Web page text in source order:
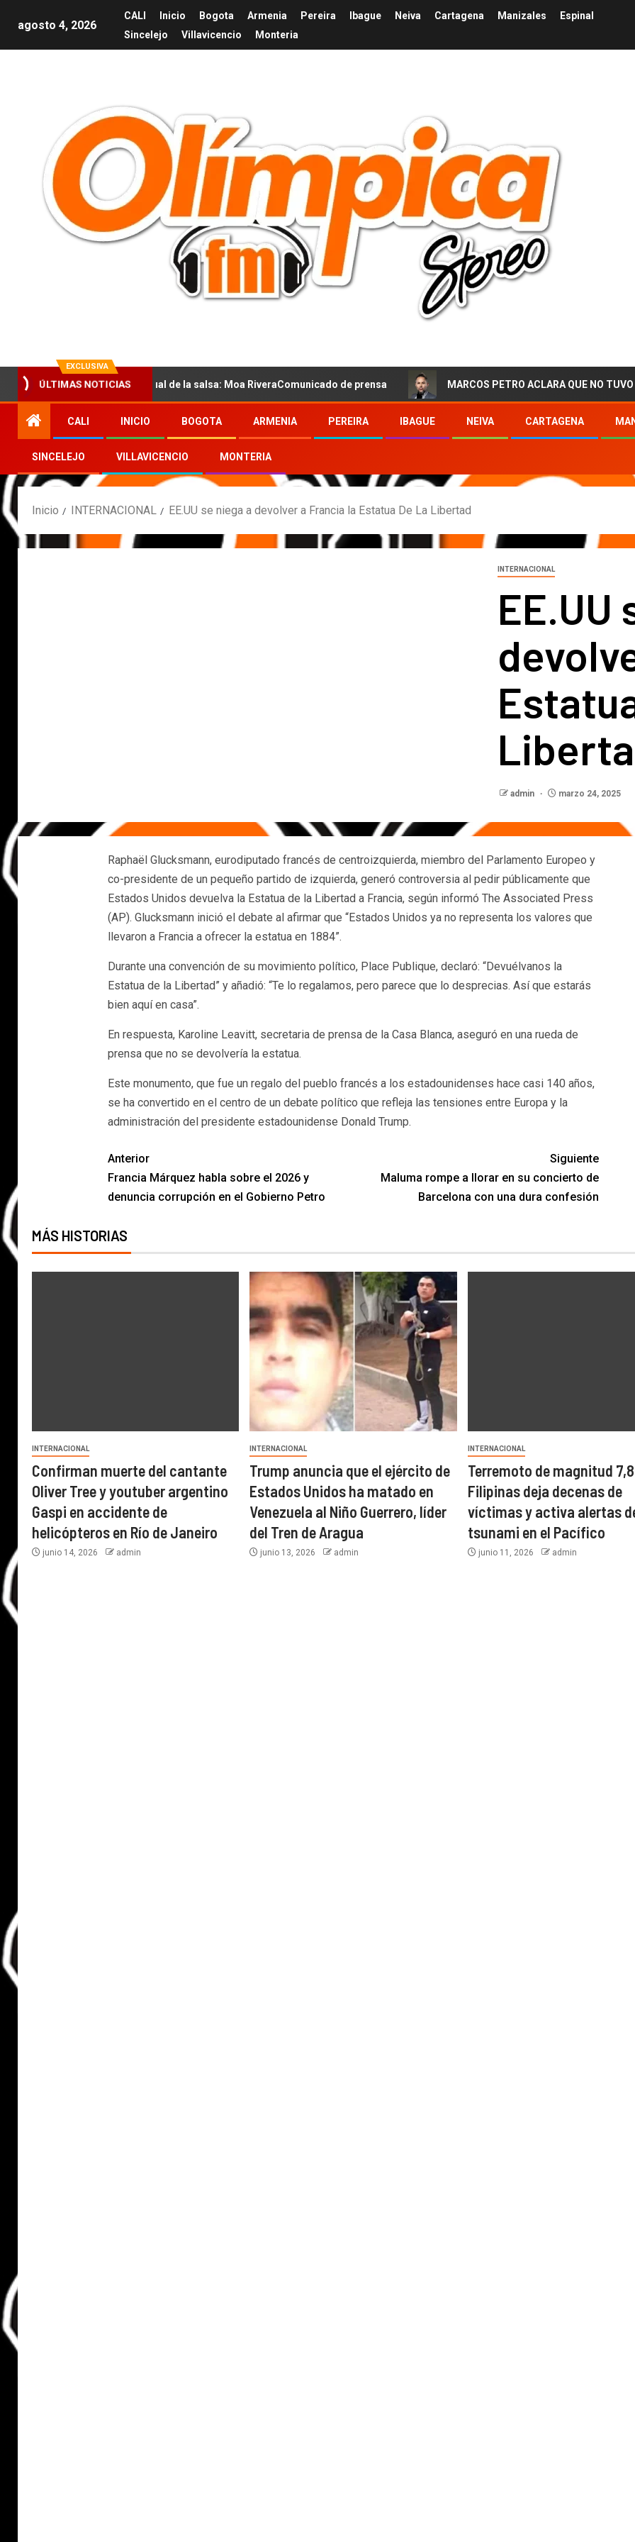
agosto 4, 2026
CALI Inicio Bogota Armenia Pereira Ibague Neiva Cartagena Manizales
Espinal
Sincelejo
Villavicencio Monteria
EXCLUSIVA
ÚLTIMAS NOTICIAS
la nueva voz sensual de la salsa: Moa RiveraComunicado de prensa MARCOS PETRO ACLARA QUE NO TUVO QUE VER
CALI INICIO BOGOTA ARMENIA PEREIRA IBAGUE NEIVA CARTAGENA
SINCELEJO VILLAVICENCIO MONTERIA
Inicio INTERNACIONAL EE.UU se niega a devolver a Francia la Estatua De La Libertad
INTERNACIONAL
EE.UU
admin marzo 24, 2025
Raphaël Glucksmann, eurodiputado francés de centroizquierda, miembro del Parlamento Europeo y
co-presidente de un pequeño partido de izquierda, generó controversia al pedir públicamente que
Estados Unidos devuelva la Estatua de la Libertad a Francia, según informó The Associated Press
(AP). Glucksmann inició el debate al afirmar que “Estados Unidos ya no representa los valores que
llevaron a Francia a ofrecer la estatua en 1884”.
Durante una convención de su movimiento político, Place Publique, declaró: “Devuélvanos la
Estatua de la Libertad” y añadió: “Te lo regalamos, pero parece que lo desprecias. Así que estarás
bien aquí en casa”.
En respuesta, Karoline Leavitt, secretaria de prensa de la Casa Blanca, aseguró en una rueda de
prensa que no se devolvería la estatua.
Este monumento, que fue un regalo del pueblo francés a los estadounidenses hace casi 140 años,
se ha convertido en el centro de un debate político que refleja las tensiones entre Europa y la
administración del presidente estadounidense Donald Trump.
Anterior
Francia Márquez habla sobre el 2026 y
denuncia corrupción en el Gobierno Petro
Siguiente
Maluma rompe a llorar en su concierto de
Barcelona con una dura confesión
MÁS HISTORIAS
INTERNACIONAL
Confirman muerte del cantante
Oliver Tree y youtuber argentino
Gaspi en accidente de
helicópteros en Río de Janeiro
junio 14, 2026 admin
INTERNACIONAL
Trump anuncia que el ejército de
Estados Unidos ha matado en
Venezuela al Niño Guerrero, líder
del Tren de Aragua
junio 13, 2026 admin
INTERNACIONAL
Terremoto de magnitud
Filipinas deja decenas de
víctimas y activa alertas
tsunami en el Pacífico
junio 11, 2026 admin